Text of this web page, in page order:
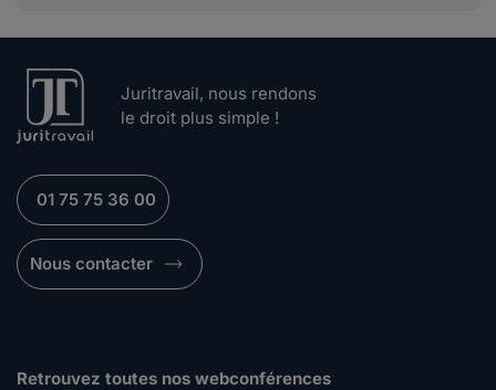
Juritravail, nous rendons
le droit plus simple !
01 75 75 36 00
Nous contacter
Retrouvez toutes nos webconférences